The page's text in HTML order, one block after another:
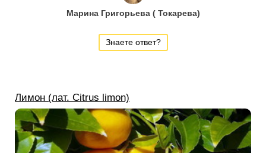
Марина Григорьева ( Токарева)
Знаете ответ?
Лимон (лат. Citrus limon)